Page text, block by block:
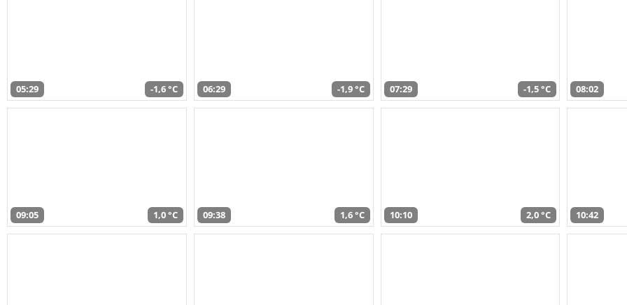
05:29 -1,6 °C 06:29 -1,9 °C 07:29 -1,5 °C 08:02
09:05 1,0 °C 09:38 1,6 °C 10:10 2,0 °C 10:42